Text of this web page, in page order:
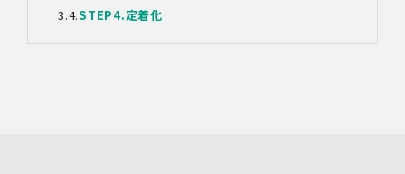
(1)提供先
STEP4.定着化